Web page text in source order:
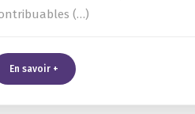
(…)
En savoir +